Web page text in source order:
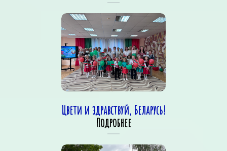
Цвети и здравствуй, Беларусь!
Подробнее